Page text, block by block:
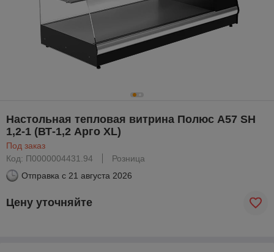
Настольная тепловая витрина Полюс А57 SH
1,2-1 (ВТ-1,2 Арго XL)
Под заказ
Код: П0000004431.94
Розница
Отправка с 21 августа 2026
Цену уточняйте